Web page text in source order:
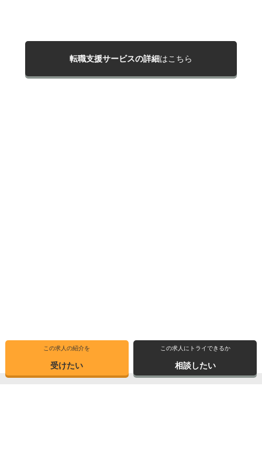
この求人の紹介を
受けたい
この求人にトライできるか
相談したい
転職支援サービスの詳細はこちら